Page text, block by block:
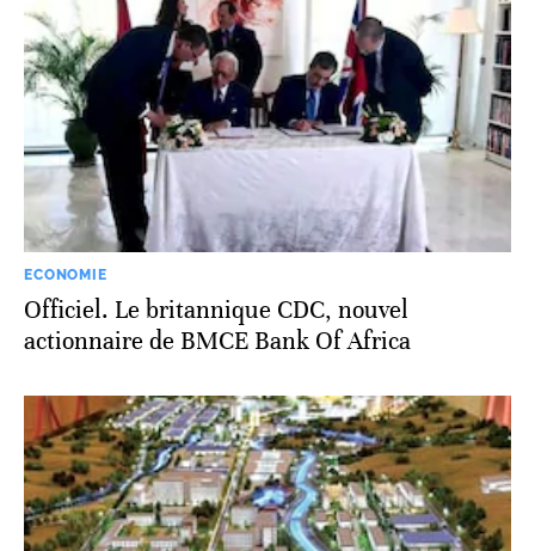
ECONOMIE
Officiel. Le britannique CDC, nouvel
actionnaire de BMCE Bank Of Africa